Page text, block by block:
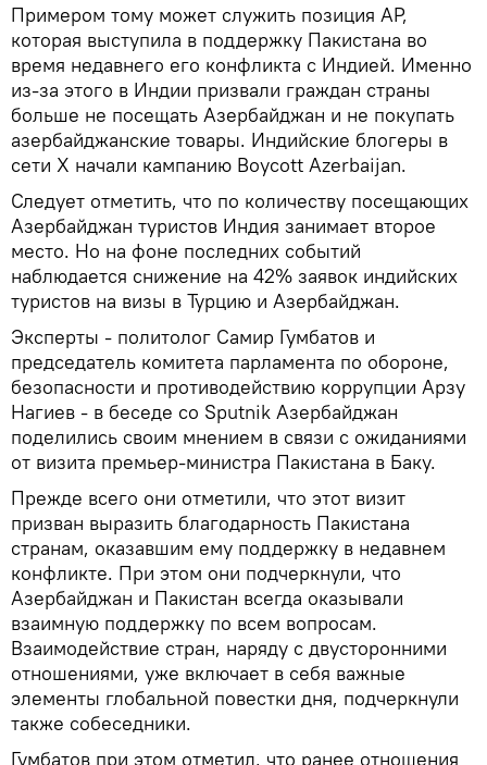
Примером тому может служить позиция АР,
которая выступила в поддержку Пакистана во
время недавнего его конфликта с Индией. Именно
из-за этого в Индии призвали граждан страны
больше не посещать Азербайджан и не покупать
азербайджанские товары. Индийские блогеры в
сети X начали кампанию Вoycott Azerbaijan.
Следует отметить, что по количеству посещающих
Азербайджан туристов Индия занимает второе
место. Но на фоне последних событий
наблюдается снижение на 42% заявок индийских
туристов на визы в Турцию и Азербайджан.
Эксперты - политолог Самир Гумбатов и
председатель комитета парламента по обороне,
безопасности и противодействию коррупции Арзу
Нагиев - в беседе со Sputnik Азербайджан
поделились своим мнением в связи с ожиданиями
от визита премьер-министра Пакистана в Баку.
Прежде всего они отметили, что этот визит
призван выразить благодарность Пакистана
странам, оказавшим ему поддержку в недавнем
конфликте. При этом они подчеркнули, что
Азербайджан и Пакистан всегда оказывали
взаимную поддержку по всем вопросам.
Взаимодействие стран, наряду с двусторонними
отношениями, уже включает в себя важные
элементы глобальной повестки дня, подчеркнули
также собеседники.
Гумбатов при этом отметил, что ранее отношения